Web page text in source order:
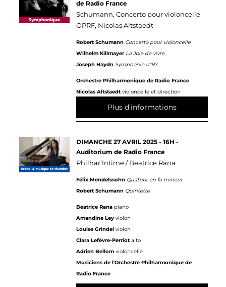
de Radio France
Schumann, Concerto pour violoncelle
OPRF, Nicolas Altstaedt
Robert Schumann Concerto pour violoncelle
Wilhelm Killmayer La Joie de vivre
Joseph Haydn Symphonie n°97
Orchestre Philharmonique de Radio France
Nicolas Altstaedtvioloncelle et direction
Plus d'informations
DIMANCHE 27 AVRIL 2025 - 16H -
Auditorium de Radio France
Philhar’Intime / Beatrice Rana
Félix Mendelssohn Quatuor en fa mineur
Robert Schumann Quintette
Beatrice Rana piano
Amandine Leyviolon
Louise Grindel violon
Clara Lefèvre-Perriot alto
Adrien Bellomvioloncelle
Musiciens de l'Orchestre Philharmonique de
Radio France